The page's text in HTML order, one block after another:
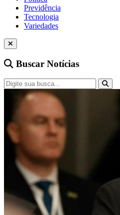
Previdência
Tecnologia
Variedades
Buscar Notícias